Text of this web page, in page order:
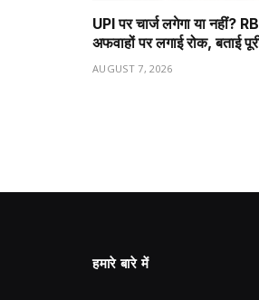
UPI पर चार्ज लगेगा या नहीं?
अफवाहों पर लगाई रोक, बताई
AUGUST 7, 2026
हमारे बारे में